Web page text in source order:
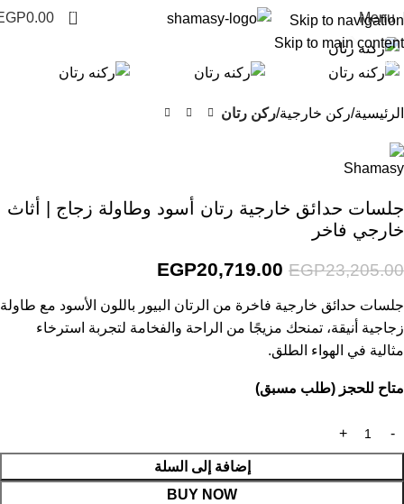
Skip to navigation
Skip to main content
Menu
0
0.00
-11%
Click to enlarge
الرئيسية ركن خارجية ركن رتان
جلسات حدائق خارجية رتان أسود وطاولة زجاج | أثاث
خارجي فاخر
EGP23,205.00
EGP20,719.00
جلسات حدائق خارجية فاخرة من الرتان البيور باللون الأسود مع طاولة
زجاجية أنيقة، تمنحك مزيجًا من الراحة والفخامة لتجربة استرخاء
مثالية في الهواء الطلق.
متاح للحجز (طلب مسبق)
إضافة إلى السلة
BUY NOW